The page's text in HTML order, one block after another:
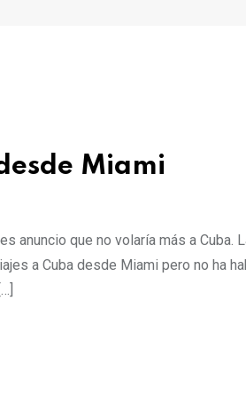
Miami
anuncio que no volaría más a Cuba.
a Cuba desde Miami pero no ha